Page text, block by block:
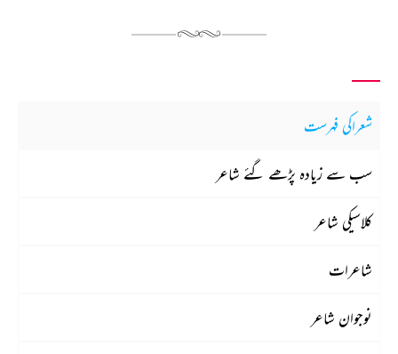
شعراکی فہرست
سب سے زیادہ پڑھے گئے شاعر
کلاسیکی شاعر
شاعرات
نوجوان شاعر